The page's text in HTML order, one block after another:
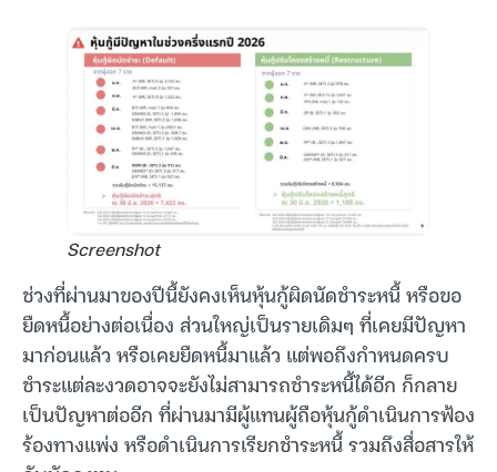
Screenshot
ช่วงที่ผ่านมาของปีนี้ยังคงเห็นหุ้นกู้ผิดนัดชำระหนี้ หรือขอ
ยืดหนี้อย่างต่อเนื่อง ส่วนใหญ่เป็นรายเดิมๆ ที่เคยมีปัญหา
มาก่อนแล้ว หรือเคยยืดหนี้มาแล้ว แต่พอถึงกำหนดครบ
ชำระแต่ละงวดอาจจะยังไม่สามารถชำระหนี้ได้อีก ก็กลาย
เป็นปัญหาต่ออีก ที่ผ่านมามีผู้แทนผู้ถือหุ้นกู้ดำเนินการฟ้อง
ร้องทางแพ่ง หรือดำเนินการเรียกชำระหนี้ รวมถึงสื่อสารให้